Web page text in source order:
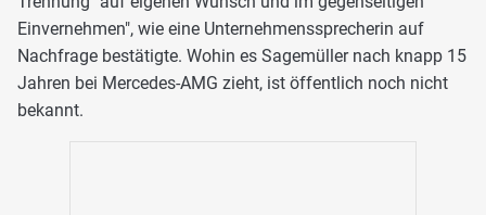
Einvernehmen", wie eine Unternehmenssprecherin auf
Nachfrage bestätigte. Wohin es Sagemüller nach knapp 15
Jahren bei Mercedes-AMG zieht, ist öffentlich noch nicht
bekannt.